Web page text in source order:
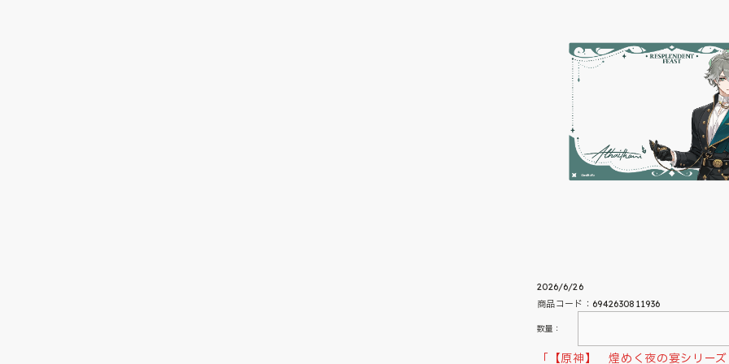
2026/6/26
商品コード：6942630811936
数量：
「【原神】 煌めく夜の宴シリー